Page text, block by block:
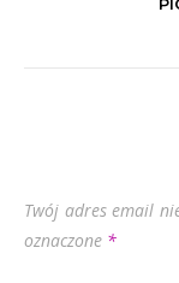
Twój adres email
oznaczone *